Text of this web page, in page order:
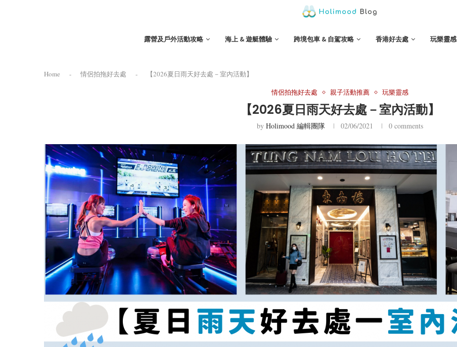
露營及戶外活動攻略 海上 & 遊艇體驗 跨境包車 & 自駕攻略 香港好去處 玩樂靈感
Home - 情侶拍拖好去處 -
【2026夏日雨天好去處－室內活動】
情侶拍拖好去處
親子活動推薦 玩樂靈感
【2026夏日雨天好去處－室內活動】
by Holimood 編輯團隊 02/06/2021 0 comments